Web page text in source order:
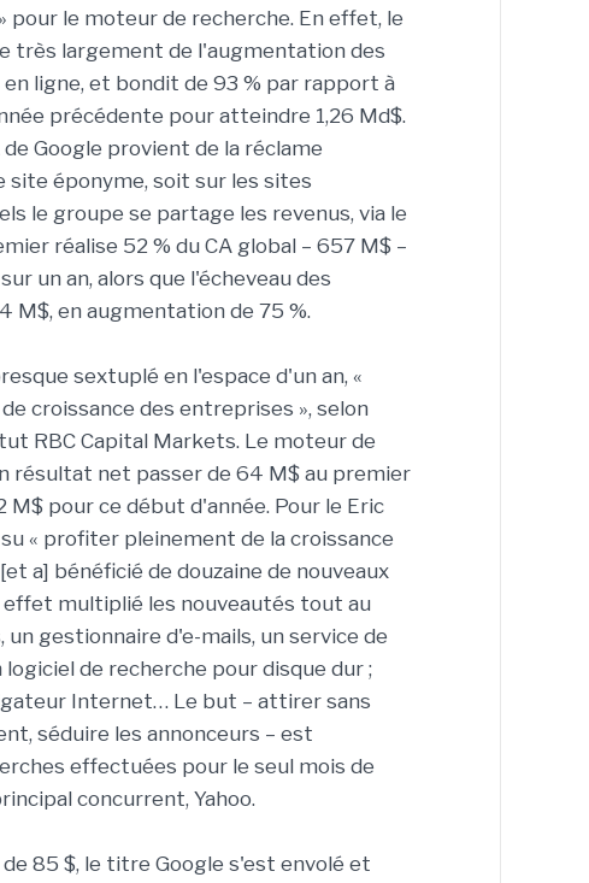
le moteur de recherche. En effet, le
très largement de l'augmentation des
ligne, et bondit de 93 % par rapport à
précédente pour atteindre 1,26 Md$.
Google provient de la réclame
site éponyme, soit sur les sites
le groupe se partage les revenus, via le
réalise 52 % du CA global – 657 M$ –
un an, alors que l'écheveau des
M$, en augmentation de 75 %.
sextuplé en l'espace d'un an, «
croissance des entreprises », selon
RBC Capital Markets. Le moteur de
résultat net passer de 64 M$ au premier
pour ce début d'année. Pour le Eric
« profiter pleinement de la croissance
a] bénéficié de douzaine de nouveaux
effet multiplié les nouveautés tout au
gestionnaire d'e-mails, un service de
de recherche pour disque dur ;
Internet… Le but – attirer sans
séduire les annonceurs – est
effectuées pour le seul mois de
concurrent, Yahoo.
85 $, le titre Google s'est envolé et